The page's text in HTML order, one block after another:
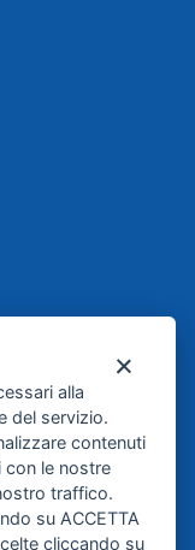
alla
del servizio.
contenuti
con le nostre
traffico.
su ACCETTA
cliccando su